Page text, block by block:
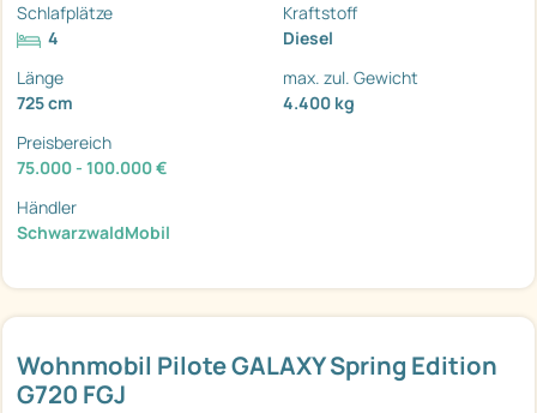
Wohnmobil Pilote GALAXY Spring Edition
G720 FGJ
Schlafplätze
4
Kraftstoff
Diesel
Länge
725 cm
max. zul. Gewicht
4.400 kg
Preisbereich
75.000 - 100.000 €
Händler
SchwarzwaldMobil